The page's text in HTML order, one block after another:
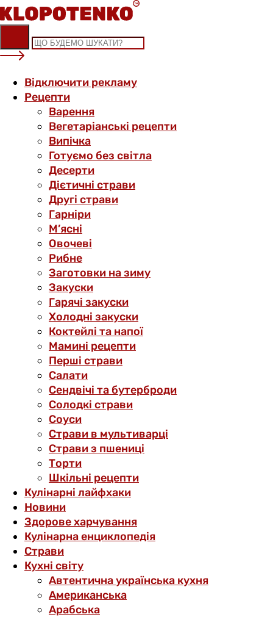
Skip
to
content
Відключити рекламу
Рецепти
Варення
Вегетаріанські рецепти
Випічка
Готуємо без світла
Десерти
Дієтичні страви
Другі страви
Гарніри
М’ясні
Овочеві
Рибне
Заготовки на зиму
Закуски
Гарячі закуски
Холодні закуски
Коктейлі та напої
Мамині рецепти
Перші страви
Салати
Сендвічі та бутерброди
Солодкі страви
Соуси
Страви в мультиварці
Страви з пшениці
Торти
Шкільні рецепти
Кулінарні лайфхаки
Новини
Здорове харчування
Кулінарна енциклопедія
Страви
Кухні світу
Автентична українська кухня
Американська
Арабська